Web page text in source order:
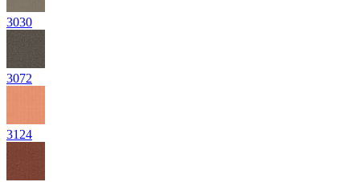
3030
3072
3124